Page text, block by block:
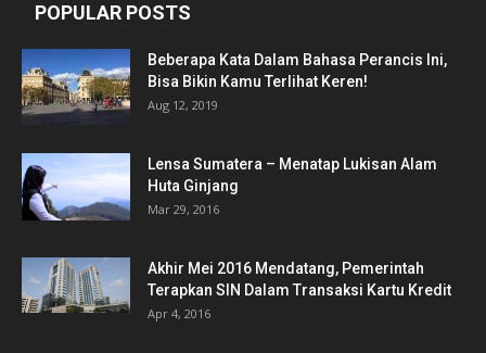
POPULAR POSTS
Beberapa Kata Dalam Bahasa Perancis Ini,
Bisa Bikin Kamu Terlihat Keren!
Aug 12, 2019
Lensa Sumatera – Menatap Lukisan Alam
Huta Ginjang
Mar 29, 2016
Akhir Mei 2016 Mendatang, Pemerintah
Terapkan SIN Dalam Transaksi Kartu Kredit
Apr 4, 2016